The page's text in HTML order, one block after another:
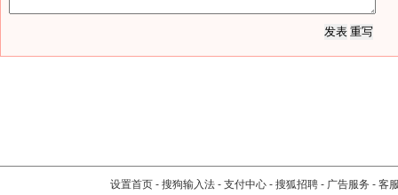
设置首页 - 搜狗输入法 - 支付中心 - 搜狐招聘 - 广告服务 - 客